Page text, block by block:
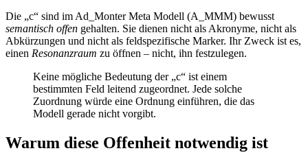
Die „c“ sind im Ad_Monter Meta Modell (A_MMM) bewusst
semantisch offen gehalten. Sie dienen nicht als Akronyme, nicht als
Abkürzungen und nicht als feldspezifische Marker. Ihr Zweck ist es,
einen Resonanzraum zu öffnen – nicht, ihn festzulegen.
Keine mögliche Bedeutung der „c“ ist einem
bestimmten Feld leitend zugeordnet. Jede solche
Zuordnung würde eine Ordnung einführen, die das
Modell gerade nicht vorgibt.
Warum diese Offenheit notwendig ist